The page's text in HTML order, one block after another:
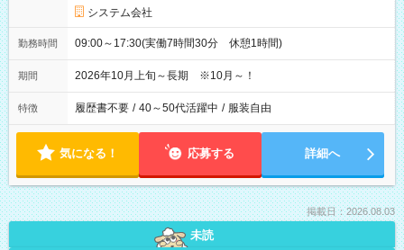
システム会社
勤務時間 09:00～17:30(実働7時間30分 休憩1時間)
期間 2026年10月上旬～長期 ※10月～！
特徴 履歴書不要 / 40～50代活躍中 / 服装自由
気になる！ 応募する 詳細へ
掲載日：2026.08.03
未読